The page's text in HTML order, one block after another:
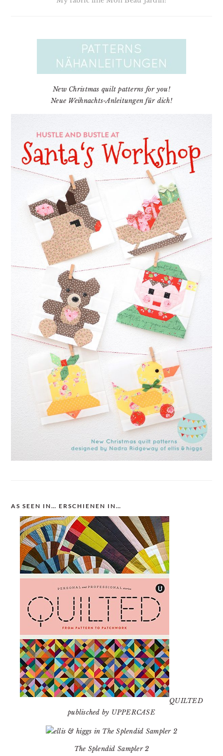
New Christmas quilt patterns for you!
Neue Weihnachts-Anleitungen für dich!
AS SEEN IN… ERSCHIENEN IN…
QUILTED
publisched by UPPERCASE
The Splendid Sampler 2